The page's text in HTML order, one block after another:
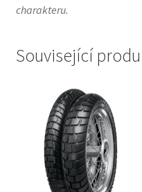
charakteru.
Související